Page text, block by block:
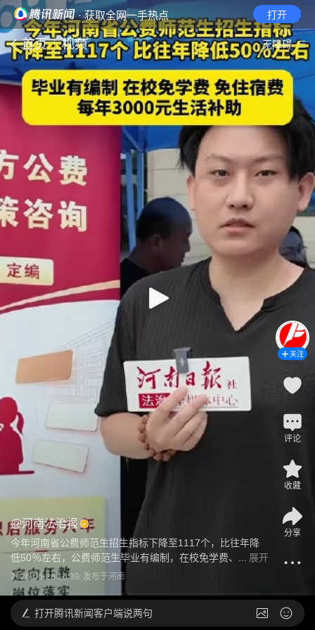
· 获取全网一手热点 打开
首页 视频 无障碍
@河南法治报
今年河南省公费师范生招生指标下降至1117个，比往年降
低50％左右，公费师范生毕业有编制，在校免学费、...
展开
2026-06-26 10:39 发布于河南
关注
评论
收藏
分享
打开腾讯新闻客户端说两句